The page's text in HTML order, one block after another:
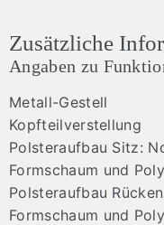
Zusätzliche
Angaben zu
Metall-Gestell
Kopfteilverstellung
Polsteraufbau Sitz:
Formschaum und
Polsteraufbau
Formschaum und